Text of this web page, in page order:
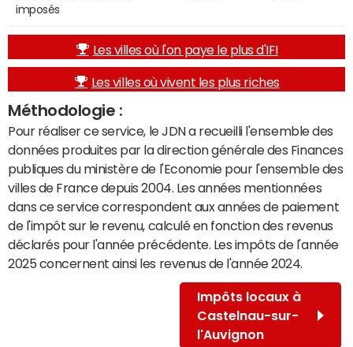
imposés
Les villes où l'on paye le plus d'IFI
Les villes où vivent les plus riches
Méthodologie :
Pour réaliser ce service, le JDN a recueilli l'ensemble des
données produites par la direction générale des Finances
publiques du ministère de l'Economie pour l'ensemble des
villes de France depuis 2004. Les années mentionnées
dans ce service correspondent aux années de paiement
de l'impôt sur le revenu, calculé en fonction des revenus
déclarés pour l'année précédente. Les impôts de l'année
2025 concernent ainsi les revenus de l'année 2024.
Impôts locaux à
Castelnau-sur-
l'Auvignon